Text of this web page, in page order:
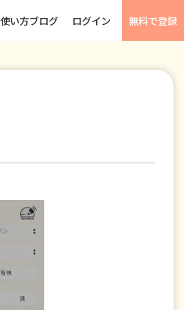
使い方ブログ ログイン 無料で登録